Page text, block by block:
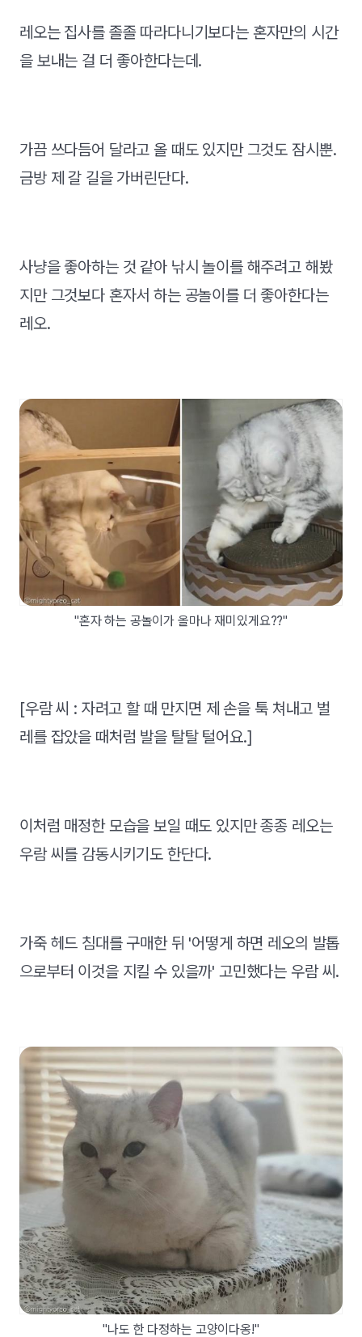
레오는 집사를 졸졸 따라다니기보다는 혼자만의 시간
을 보내는 걸 더 좋아한다는데.
가끔 쓰다듬어 달라고 올 때도 있지만 그것도 잠시뿐.
금방 제 갈 길을 가버린단다.
사냥을 좋아하는 것 같아 낚시 놀이를 해주려고 해봤
지만 그것보다 혼자서 하는 공놀이를 더 좋아한다는
레오.
"혼자 하는 공놀이가 올마나 재미있게요??"
[우람 씨 : 자려고 할 때 만지면 제 손을 툭 쳐내고 벌
레를 잡았을 때처럼 발을 탈탈 털어요.]
이처럼 매정한 모습을 보일 때도 있지만 종종 레오는
우람 씨를 감동시키기도 한단다.
가죽 헤드 침대를 구매한 뒤 '어떻게 하면 레오의 발톱
으로부터 이것을 지킬 수 있을까' 고민했다는 우람 씨.
"나도 한 다정하는 고양이다옹!"